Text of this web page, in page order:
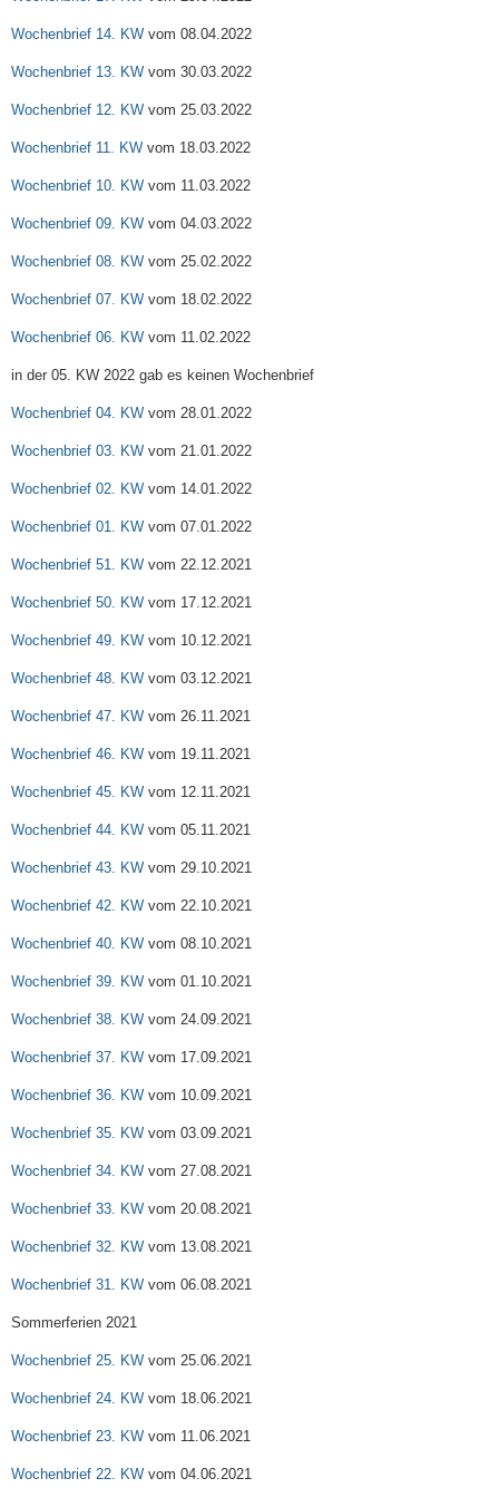
Wochenbrief 14. KW vom 08.04.2022
Wochenbrief 13. KW vom 30.03.2022
Wochenbrief 12. KW vom 25.03.2022
Wochenbrief 11. KW vom 18.03.2022
Wochenbrief 10. KW vom 11.03.2022
Wochenbrief 09. KW vom 04.03.2022
Wochenbrief 08. KW vom 25.02.2022
Wochenbrief 07. KW vom 18.02.2022
Wochenbrief 06. KW vom 11.02.2022
in der 05. KW 2022 gab es keinen Wochenbrief
Wochenbrief 04. KW vom 28.01.2022
Wochenbrief 03. KW vom 21.01.2022
Wochenbrief 02. KW vom 14.01.2022
Wochenbrief 01. KW vom 07.01.2022
Wochenbrief 51. KW vom 22.12.2021
Wochenbrief 50. KW vom 17.12.2021
Wochenbrief 49. KW vom 10.12.2021
Wochenbrief 48. KW vom 03.12.2021
Wochenbrief 47. KW vom 26.11.2021
Wochenbrief 46. KW vom 19.11.2021
Wochenbrief 45. KW vom 12.11.2021
Wochenbrief 44. KW vom 05.11.2021
Wochenbrief 43. KW vom 29.10.2021
Wochenbrief 42. KW vom 22.10.2021
Wochenbrief 40. KW vom 08.10.2021
Wochenbrief 39. KW vom 01.10.2021
Wochenbrief 38. KW vom 24.09.2021
Wochenbrief 37. KW vom 17.09.2021
Wochenbrief 36. KW vom 10.09.2021
Wochenbrief 35. KW vom 03.09.2021
Wochenbrief 34. KW vom 27.08.2021
Wochenbrief 33. KW vom 20.08.2021
Wochenbrief 32. KW vom 13.08.2021
Wochenbrief 31. KW vom 06.08.2021
Sommerferien 2021
Wochenbrief 25. KW vom 25.06.2021
Wochenbrief 24. KW vom 18.06.2021
Wochenbrief 23. KW vom 11.06.2021
Wochenbrief 22. KW vom 04.06.2021